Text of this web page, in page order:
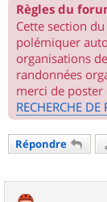
Règles du
Cette section
polémiquer
organisations
randonnées
merci de
RECHERCHE DE
Répondre